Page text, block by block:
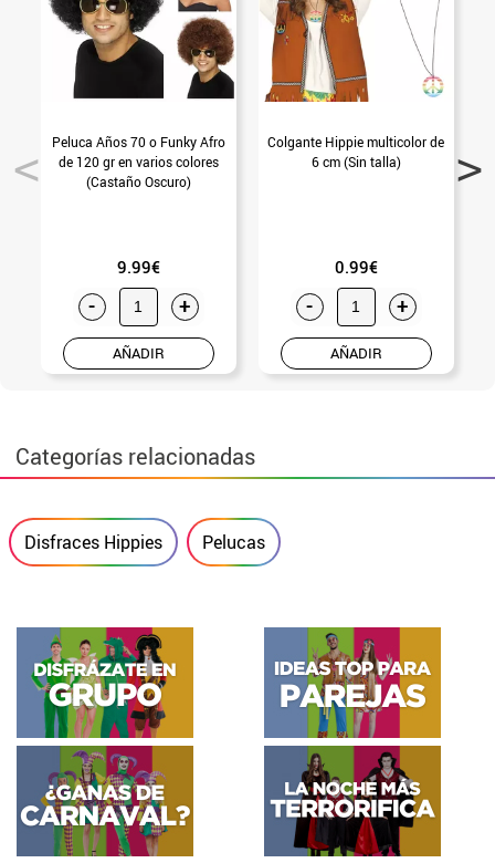
Peluca Años 70 o Funky Afro
de 120 gr en varios colores
(Castaño Oscuro)
9.99€
- +
AÑADIR
Colgante Hippie multicolor de
6 cm (Sin talla)
0.99€
- +
AÑADIR
Categorías relacionadas
Disfraces Hippies Pelucas